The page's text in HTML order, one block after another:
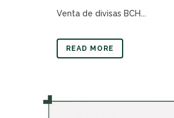
Venta de divisas BCH...
READ MORE